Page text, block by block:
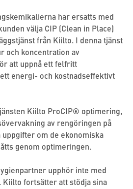
har ersatts med
välja CIP (Clean in Place)
från Kiilto. I denna tjänst
och koncentration av
att uppnå ett felfritt
energi- och kostnadseffektivt
Kiilto ProCIP® optimering,
av rengöringen på
om de ekonomiska
genom optimeringen.
upphör inte med
fortsätter att stödja sina